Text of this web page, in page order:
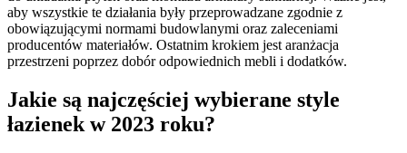
aby wszystkie te działania były przeprowadzane zgodnie z
obowiązującymi normami budowlanymi oraz zaleceniami
producentów materiałów. Ostatnim krokiem jest aranżacja
przestrzeni poprzez dobór odpowiednich mebli i dodatków.
Jakie są najczęściej wybierane style
łazienek w 2023 roku?